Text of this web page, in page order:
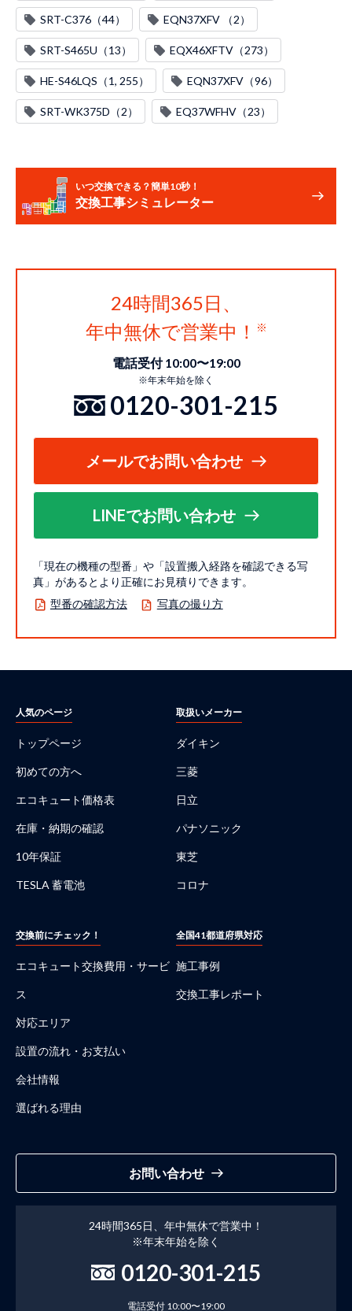
SRT-C376（44） EQN37XFV （2）
SRT-S465U（13） EQX46XFTV（273）
HE-S46LQS（1, 255） EQN37XFV（96）
SRT-WK375D（2） EQ37WFHV（23）
いつ交換できる？簡単10秒！
交換工事シミュレーター
24時間365日、
年中無休で営業中！
電話受付 10:00〜19:00
※年末年始を除く
0120-301-215
メールでお問い合わせ
LINEでお問い合わせ
「現在の機種の型番」や「設置搬入経路を確認できる写
真」があるとより正確にお見積りできます。
型番の確認方法
写真の撮り方
人気のページ
トップページ
初めての方へ
エコキュート価格表
在庫・納期の確認
10年保証
TESLA 蓄電池
交換前にチェック！
エコキュート交換費用・サービ
ス
対応エリア
設置の流れ・お支払い
会社情報
選ばれる理由
取扱いメーカー
ダイキン
三菱
日立
パナソニック
東芝
コロナ
全国41都道府県対応
施工事例
交換工事レポート
お問い合わせ
24時間365日、年中無休で営業中！
※年末年始を除く
0120-301-215
電話受付 10:00〜19:00